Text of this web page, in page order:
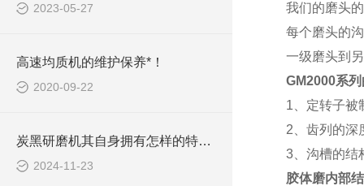
2023-05-27
高速均质机的维护保养*！
2020-09-22
炭黑研磨机其自身拥有怎样的特点？
2024-11-23
我们的磨头
每个磨头的
一级磨头到
GM2000系
1、定转子被
2、齿列的深
3、沟槽的结
胶体磨内部